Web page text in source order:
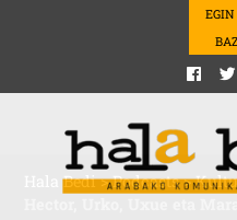
Hala Bedi>Podcasts>